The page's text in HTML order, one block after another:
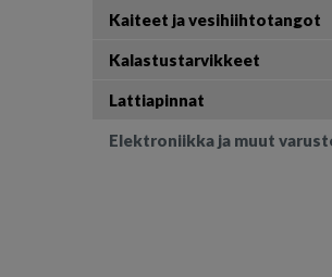
Kaiteet ja vesihiihtotangot
Kalastustarvikkeet
Lattiapinnat
Elektroniikka ja muut